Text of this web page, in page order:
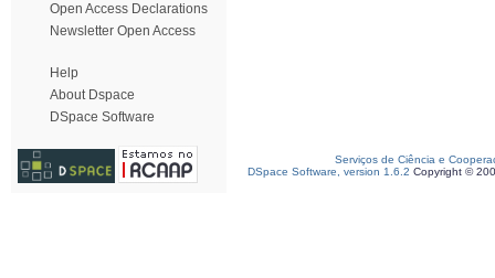
Open Access Declarations
Newsletter Open Access
Help
About Dspace
DSpace Software
Serviços de Ciência e
DSpace Software, version 1.6.2 Copyright ©